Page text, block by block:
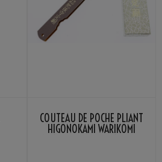
COUTEAU DE POCHE PLIANT
HIGONOKAMI WARIKOMI